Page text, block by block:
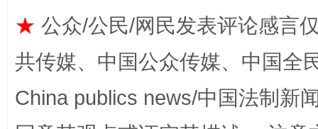
★ 公众/公民/网民发表评论感言
共传媒、中国公众传媒、中国全
China publics news/中国法制新